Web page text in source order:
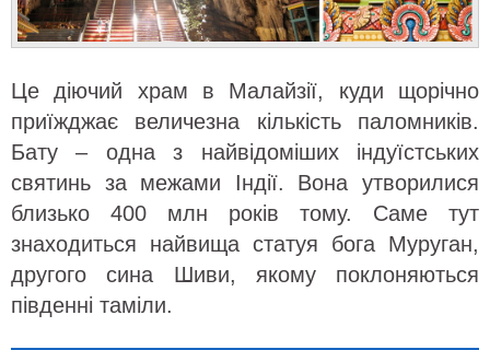
Це діючий храм в Малайзії, куди щорічно
приїжджає величезна кількість паломників.
Бату – одна з найвідоміших індуїстських
святинь за межами Індії. Вона утворилися
близько 400 млн років тому. Саме тут
знаходиться найвища статуя бога Муруган,
другого сина Шиви, якому поклоняються
південні таміли.